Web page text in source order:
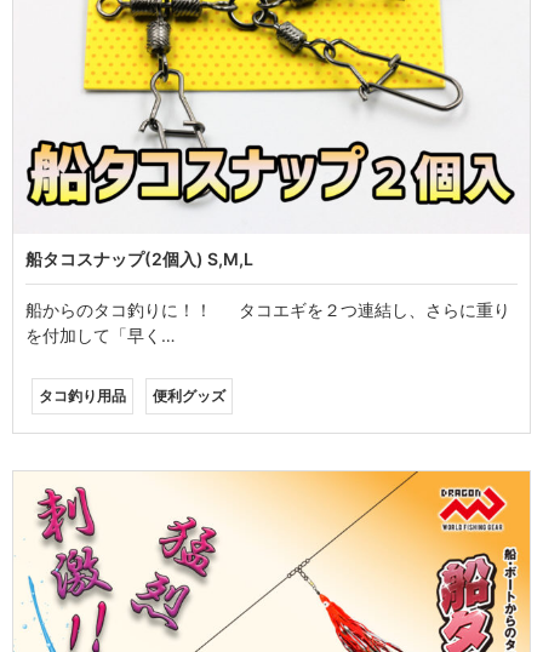
船タコスナップ(2個入) S,M,L
船からのタコ釣りに！！ タコエギを２つ連結し、さらに重り
を付加して「早く…
タコ釣り用品 便利グッズ